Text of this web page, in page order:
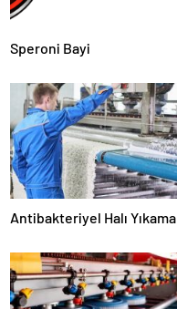
Speroni Bayi
Antibakteriyel Halı Yıkama